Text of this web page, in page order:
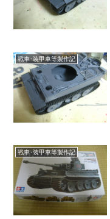
戦車･装甲車等製作記
戦車･装甲車等製作記